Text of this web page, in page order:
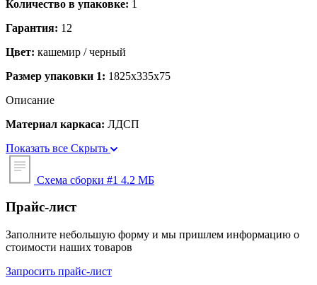
Количество в упаковке: 1
Гарантия: 12
Цвет: кашемир / черный
Размер упаковки 1: 1825x335x75
Описание
Материал каркаса: ЛДСП
Показать все Скрыть
Схема сборки #1 4.2 МБ
Прайс-лист
Заполните небольшую форму и мы пришлем информацию о
стоимости наших товаров
Запросить прайс-лист